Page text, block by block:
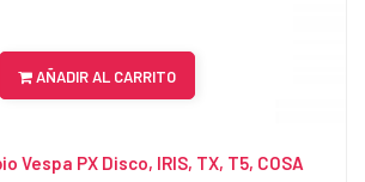
AÑADIR AL CARRITO
Vespa PX Disco, IRIS, TX, T5, COSA